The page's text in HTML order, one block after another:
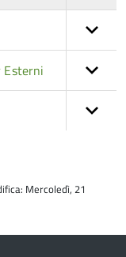
Mercoledì, 21